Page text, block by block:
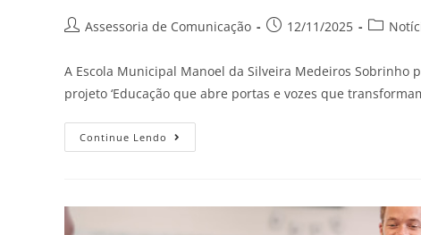
Assessoria de Comunicação 12/11/2025
A Escola Municipal Manoel da Silveira Medeiros
projeto ‘Educação que abre portas e vozes que
Continue Lendo